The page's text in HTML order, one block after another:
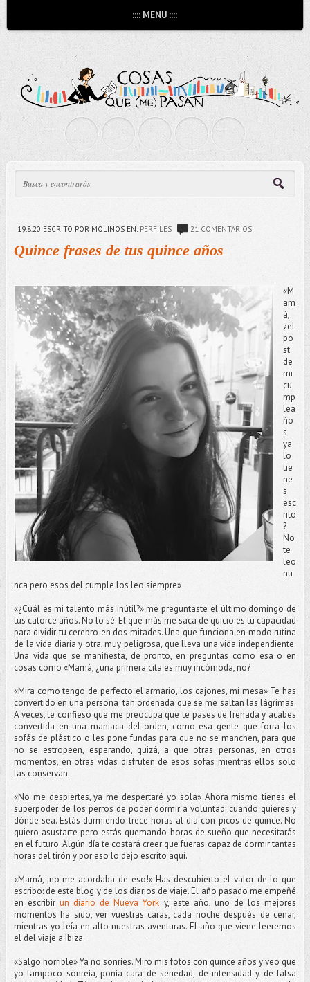
:::: MENU ::::
19.8.20 ESCRITO POR MOLINOS EN: PERFILES 21 COMENTARIOS
Quince frases de tus quince años
«M
am
á,
¿el
po
st
de
mi
cu
mp
lea
ño
s
ya
lo
tie
ne
s
esc
rito
?
No
te
leo
nu
nca pero esos del cumple los leo siempre»
«¿Cuál es mi talento más inútil?» me preguntaste el último domingo de
tus catorce años. No lo sé. El que más me saca de quicio es tu capacidad
para dividir tu cerebro en dos mitades. Una que funciona en modo rutina
de la vida diaria y otra, muy peligrosa, que lleva una vida independiente.
Una vida que se manifiesta, de pronto, en preguntas como esa o en
cosas como «Mamá, ¿una primera cita es muy incómoda, no?
«Mira como tengo de perfecto el armario, los cajones, mi mesa» Te has
convertido en una persona tan ordenada que se me saltan las lágrimas.
A veces, te confieso que me preocupa que te pases de frenada y acabes
convertida en una maniaca del orden, como esa gente que forra los
sofás de plástico o les pone fundas para que no se manchen, para que
no se estropeen, esperando, quizá, a que otras personas, en otros
momentos, en otras vidas disfruten de esos sofás mientras ellos solo
las conservan.
«No me despiertes, ya me despertaré yo sola» Ahora mismo tienes el
superpoder de los perros de poder dormir a voluntad: cuando quieres y
dónde sea. Estás durmiendo trece horas al día con picos de quince. No
quiero asustarte pero estás quemando horas de sueño que necesitarás
en el futuro. Algún día te costará creer que fueras capaz de dormir tantas
horas del tirón y por eso lo dejo escrito aquí.
«Mamá, ¡no me acordaba de eso!» Has descubierto el valor de lo que
escribo: de este blog y de los diarios de viaje. El año pasado me empeñé
en escribirun diario de Nueva York y, este año, uno de los mejores
momentos ha sido, ver vuestras caras, cada noche después de cenar,
mientras yo leía en alto nuestras aventuras. El año que viene leeremos
el del viaje a Ibiza.
«Salgo horrible» Ya no sonríes. Miro mis fotos con quince años y veo que
yo tampoco sonreía, ponía cara de seriedad, de intensidad y de falsa